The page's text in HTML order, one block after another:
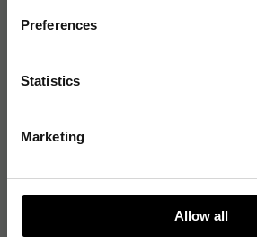
Preferences
Statistics
Marketing
Allow all
General properties